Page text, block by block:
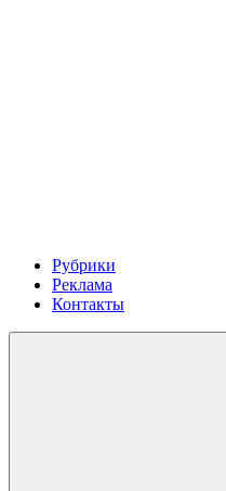
Рубрики
Реклама
Контакты